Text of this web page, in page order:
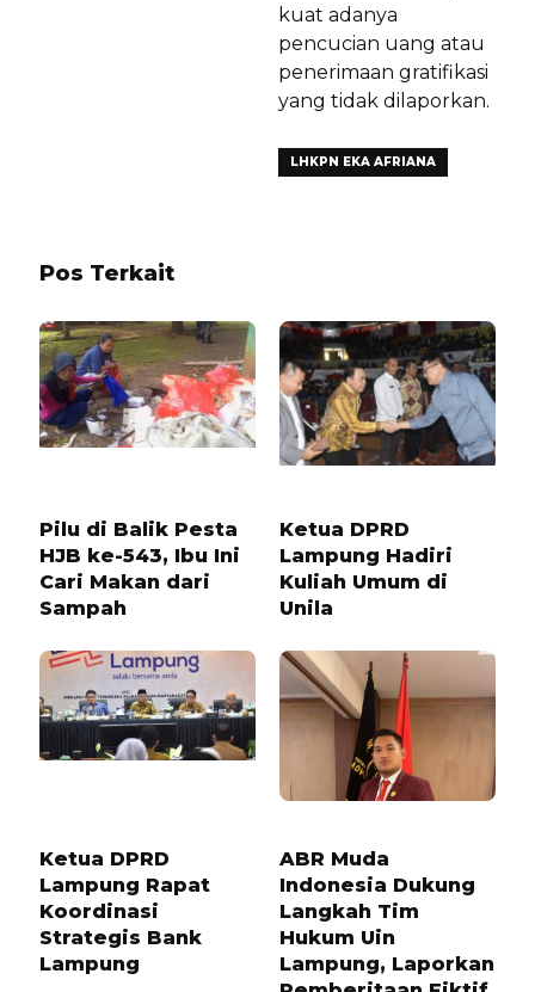
kuat adanya
pencucian uang atau
penerimaan gratifikasi
yang tidak dilaporkan.
LHKPN EKA AFRIANA
Pos Terkait
Pilu di Balik Pesta
HJB ke-543, Ibu Ini
Cari Makan dari
Sampah
Ketua DPRD
Lampung Hadiri
Kuliah Umum di
Unila
Ketua DPRD
Lampung Rapat
Koordinasi
Strategis Bank
Lampung
ABR Muda
Indonesia Dukung
Langkah Tim
Hukum Uin
Lampung, Laporkan